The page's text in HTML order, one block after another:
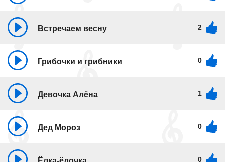
Встречаем весну 2
Грибочки и грибники 0
Девочка Алёна 1
Дед Мороз 0
0